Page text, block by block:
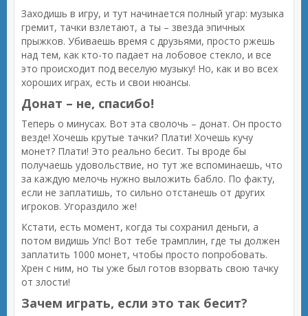
Заходишь в игру, и тут начинается полный угар: музыка
гремит, тачки взлетают, а ты – звезда эпичных
прыжков. Убиваешь время с друзьями, просто ржешь
над тем, как кто-то падает на лобовое стекло, и все
это происходит под веселую музыку! Но, как и во всех
хороших играх, есть и свои нюансы.
Донат – не, спасибо!
Теперь о минусах. Вот эта сволочь – донат. Он просто
везде! Хочешь крутые тачки? Плати! Хочешь кучу
монет? Плати! Это реально бесит. Ты вроде бы
получаешь удовольствие, но тут же вспоминаешь, что
за каждую мелочь нужно выложить бабло. По факту,
если не заплатишь, то сильно отстанешь от других
игроков. Угораздило же!
Кстати, есть момент, когда ты сохранил деньги, а
потом видишь Упс! Вот тебе трамплин, где ты должен
заплатить 1000 монет, чтобы просто попробовать.
Хрен с ним, но ты уже был готов взорвать свою тачку
от злости!
Зачем играть, если это так бесит?